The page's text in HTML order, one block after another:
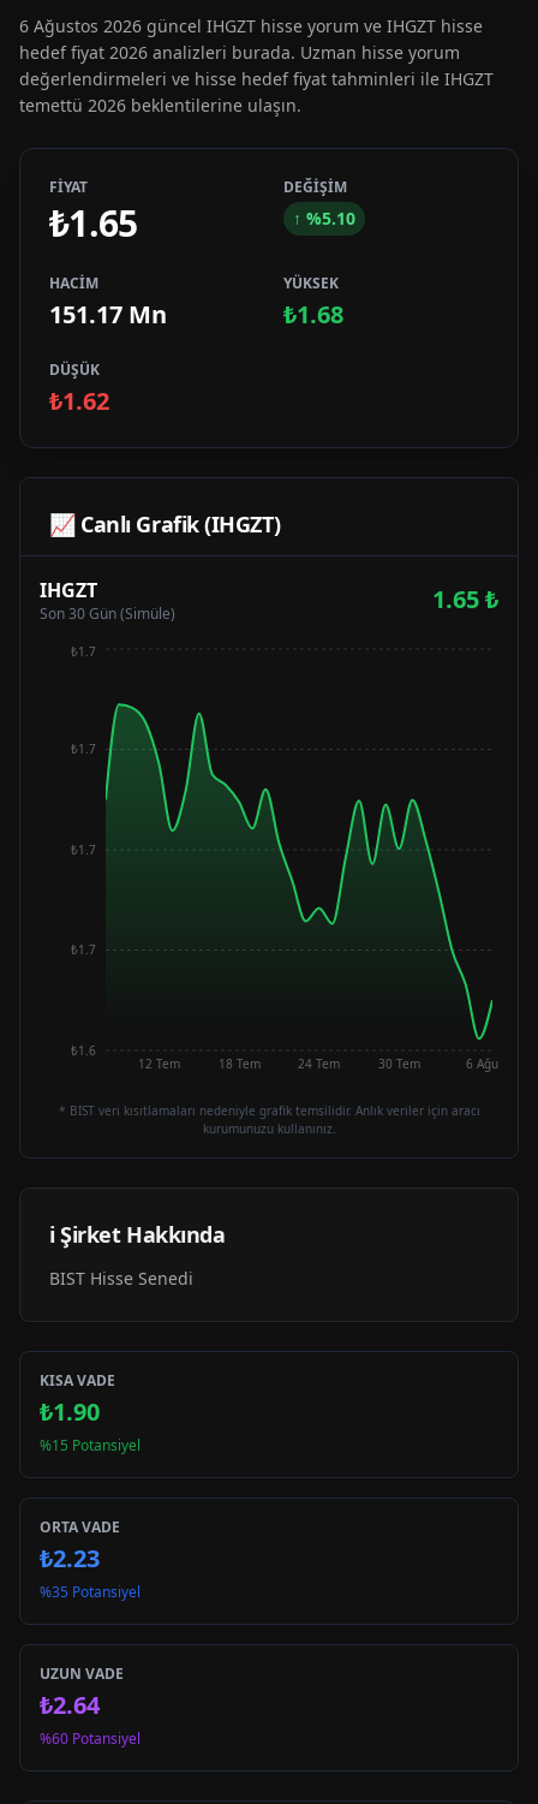
6 Ağustos 2026 güncel IHGZT hisse yorum ve IHGZT hisse
hedef fiyat 2026 analizleri burada. Uzman hisse yorum
değerlendirmeleri ve hisse hedef fiyat tahminleri ile IHGZT
temettü 2026 beklentilerine ulaşın.
FİYAT
₺1.65
DEĞİŞİM
↑ %5.10
HACİM
151.17 Mn
YÜKSEK
₺1.68
DÜŞÜK
₺1.62
📈 Canlı Grafik (IHGZT)
IHGZT
Son 30 Gün (Simüle) 1.65₺
12 Tem 18 Tem 24 Tem 30 Tem 6 Ağu
₺1.6
₺1.7
₺1.7
₺1.7
₺1.7
* BIST veri kısıtlamaları nedeniyle grafik temsilidir. Anlık veriler için aracı
kurumunuzu kullanınız.
ℹ️ Şirket Hakkında
BIST Hisse Senedi
KISA VADE
₺1.90
%15 Potansiyel
ORTA VADE
₺2.23
%35 Potansiyel
UZUN VADE
₺2.64
%60 Potansiyel